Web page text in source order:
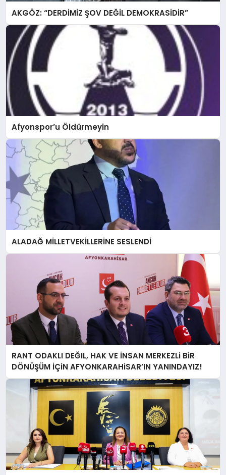
AKGÖZ: “DERDİMİZ ŞOV DEĞİL DEMOKRASİDİR”
Afyonspor’u Öldürmeyin
ALADAĞ MİLLETVEKİLLERİNE SESLENDİ
RANT ODAKLI DEĞIL, HAK VE İNSAN MERKEZLi BiR
DÖNÜŞÜM İÇiN AFYONKARAHiSAR’IN YANINDAYIZ!